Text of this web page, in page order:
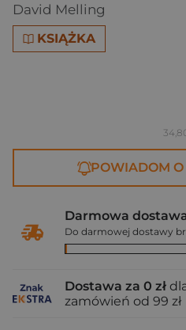
David Melling
KSIĄŻKA
POWIADOM O
Darmowa
Do darmowej dostawy
Dostawa za 0 zł
zamówień od 99 zł